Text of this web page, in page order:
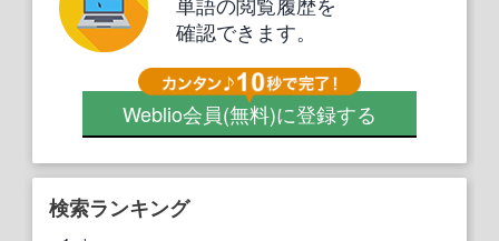
確認できます。
Weblio会員(無料)に登録する
検索ランキング